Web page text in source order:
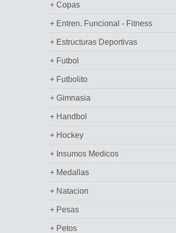
+ Copas
+ Entren. Funcional - Fitness
+ Estructuras Deportivas
+ Futbol
+ Futbolito
+ Gimnasia
+ Handbol
+ Hockey
+ Insumos Medicos
+ Medallas
+ Natacion
+ Pesas
+ Petos